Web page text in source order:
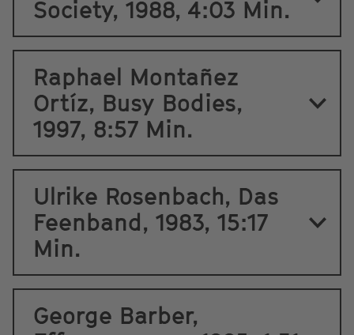
Society, 1988, 4:03 Min.
Raphael Montañez
Ortíz, Busy Bodies,
1997, 8:57 Min.
Ulrike Rosenbach, Das
Feenband, 1983, 15:17
Min.
George Barber,